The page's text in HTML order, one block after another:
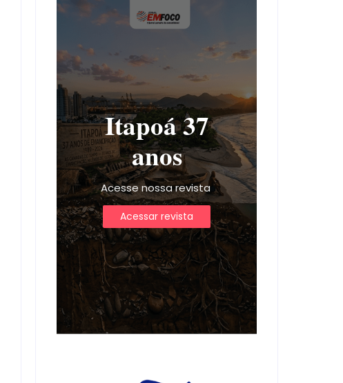
Itapoá 37
anos
Acesse nossa revista
Acessar revista